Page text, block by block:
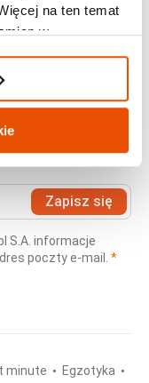
na ten temat
w
przygody czy może
do
Twojego adresu
Zapisz się
S.A. informacje
poczty e-mail. *
minute
Egzotyka